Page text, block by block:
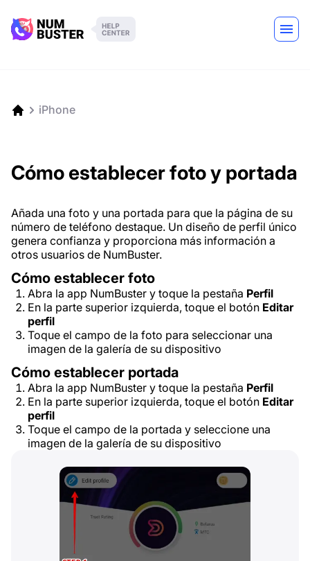
iPhone
Cómo establecer foto y portada
Añada una foto y una portada para que la página de su
número de teléfono destaque. Un diseño de perfil único
genera confianza y proporciona más información a
otros usuarios de NumBuster.
Cómo establecer foto
Abra la app NumBuster y toque la pestaña Perfil
En la parte superior izquierda, toque el botón Editar
perfil
Toque el campo de la foto para seleccionar una
imagen de la galería de su dispositivo
Cómo establecer portada
Abra la app NumBuster y toque la pestaña Perfil
En la parte superior izquierda, toque el botón Editar
perfil
Toque el campo de la portada y seleccione una
imagen de la galería de su dispositivo